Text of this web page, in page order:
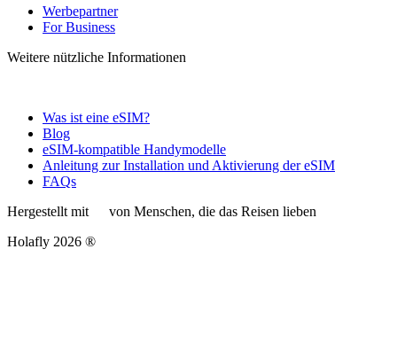
Werbepartner
For Business
Weitere nützliche Informationen
Was ist eine eSIM?
Blog
eSIM-kompatible Handymodelle
Anleitung zur Installation und Aktivierung der eSIM
FAQs
Hergestellt mit
von Menschen, die das Reisen lieben
Holafly 2026 ®